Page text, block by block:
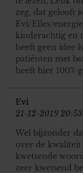
zeg, dat gelooft
Evi/Elles/
kinderachtig en
heeft geen idee
patiënten met
heeft hier 100%
Evi
21-12-2019 20:53
Wel bijzonder
over de
kwetsende
zeer kwetsend